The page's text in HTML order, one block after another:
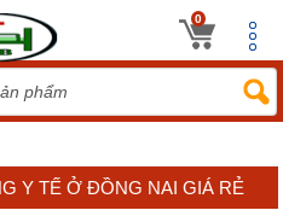
0
Y TẾ Ở ĐỒNG NAI GIÁ RẺ